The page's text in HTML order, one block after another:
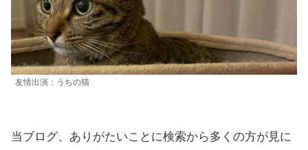
友情出演：うちの猫
当ブログ、ありがたいことに検索から多くの方が見に